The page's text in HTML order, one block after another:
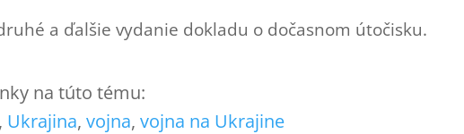
a ďalšie vydanie dokladu o dočasnom útočisku.
na túto tému:
, Ukrajina, vojna, vojna na Ukrajine